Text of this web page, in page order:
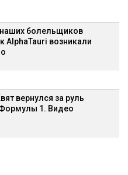
болельщиков
AlphaTauri возникали
вернулся за руль
1. Видео